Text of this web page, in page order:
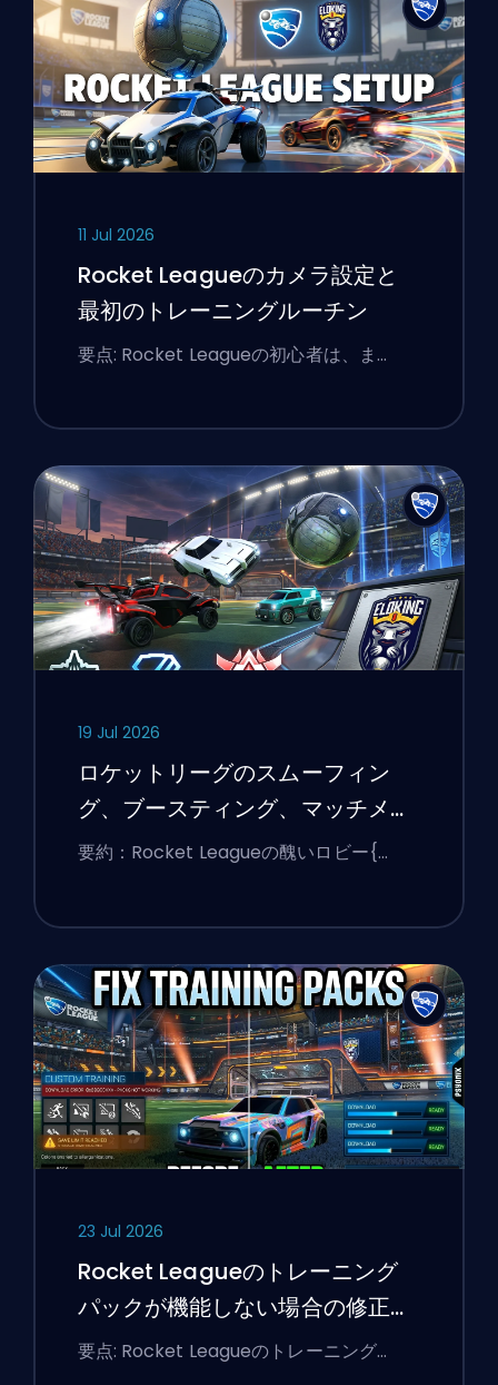
11 Jul 2026
Rocket Leagueのカメラ設定と
最初のトレーニングルーチン
要点: Rocket Leagueの初心者は、ま…
19 Jul 2026
ロケットリーグのスムーフィン
グ、ブースティング、マッチメイ
キングの説明
要約：Rocket Leagueの醜いロビー{…
23 Jul 2026
Rocket Leagueのトレーニング
パックが機能しない場合の修正方
法
要点: Rocket Leagueのトレーニング…